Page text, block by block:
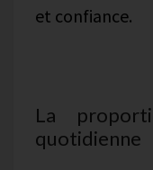
et confiance.
La
quotidienne